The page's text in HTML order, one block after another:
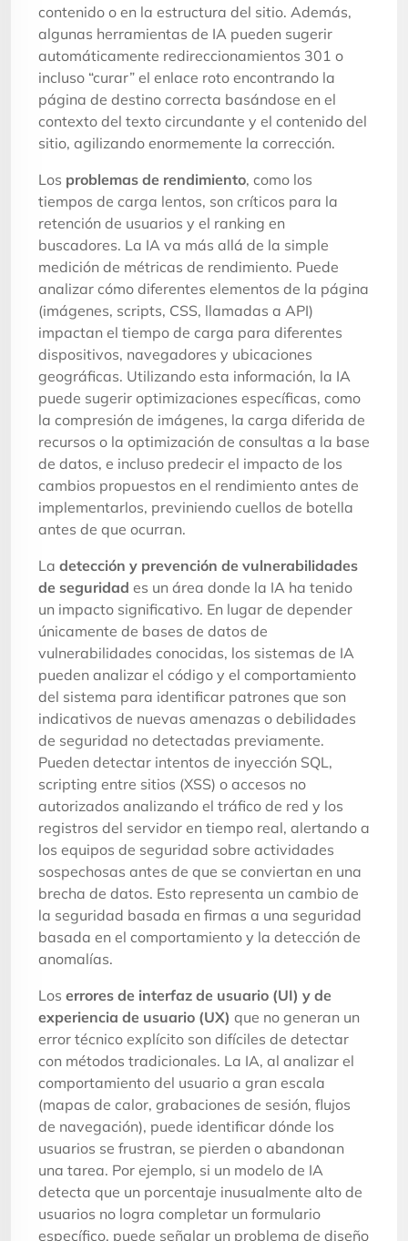
contenido o en la estructura del sitio. Además,
algunas herramientas de IA pueden sugerir
automáticamente redireccionamientos 301 o
incluso “curar” el enlace roto encontrando la
página de destino correcta basándose en el
contexto del texto circundante y el contenido del
sitio, agilizando enormemente la corrección.
Los problemas de rendimiento, como los
tiempos de carga lentos, son críticos para la
retención de usuarios y el ranking en
buscadores. La IA va más allá de la simple
medición de métricas de rendimiento. Puede
analizar cómo diferentes elementos de la página
(imágenes, scripts, CSS, llamadas a API)
impactan el tiempo de carga para diferentes
dispositivos, navegadores y ubicaciones
geográficas. Utilizando esta información, la IA
puede sugerir optimizaciones específicas, como
la compresión de imágenes, la carga diferida de
recursos o la optimización de consultas a la base
de datos, e incluso predecir el impacto de los
cambios propuestos en el rendimiento antes de
implementarlos, previniendo cuellos de botella
antes de que ocurran.
La detección y prevención de vulnerabilidades
de seguridad es un área donde la IA ha tenido
un impacto significativo. En lugar de depender
únicamente de bases de datos de
vulnerabilidades conocidas, los sistemas de IA
pueden analizar el código y el comportamiento
del sistema para identificar patrones que son
indicativos de nuevas amenazas o debilidades
de seguridad no detectadas previamente.
Pueden detectar intentos de inyección SQL,
scripting entre sitios (XSS) o accesos no
autorizados analizando el tráfico de red y los
registros del servidor en tiempo real, alertando a
los equipos de seguridad sobre actividades
sospechosas antes de que se conviertan en una
brecha de datos. Esto representa un cambio de
la seguridad basada en firmas a una seguridad
basada en el comportamiento y la detección de
anomalías.
Los errores de interfaz de usuario (UI) y de
experiencia de usuario (UX) que no generan un
error técnico explícito son difíciles de detectar
con métodos tradicionales. La IA, al analizar el
comportamiento del usuario a gran escala
(mapas de calor, grabaciones de sesión, flujos
de navegación), puede identificar dónde los
usuarios se frustran, se pierden o abandonan
una tarea. Por ejemplo, si un modelo de IA
detecta que un porcentaje inusualmente alto de
usuarios no logra completar un formulario
específico, puede señalar un problema de diseño